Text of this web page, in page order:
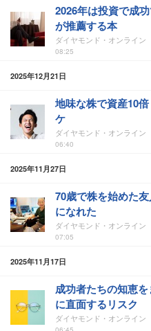
2026年は投資で成
が推薦する本
ダイヤモンド・オンライン
08:25
2025年12月21日
地味な株で資産10
ケ
ダイヤモンド・オンライン
06:40
2025年11月27日
70歳で株を始めた
になれた
ダイヤモンド・オンライン
07:05
2025年11月17日
成功者たちの知恵を
に直面するリスク
ダイヤモンド・オンライン